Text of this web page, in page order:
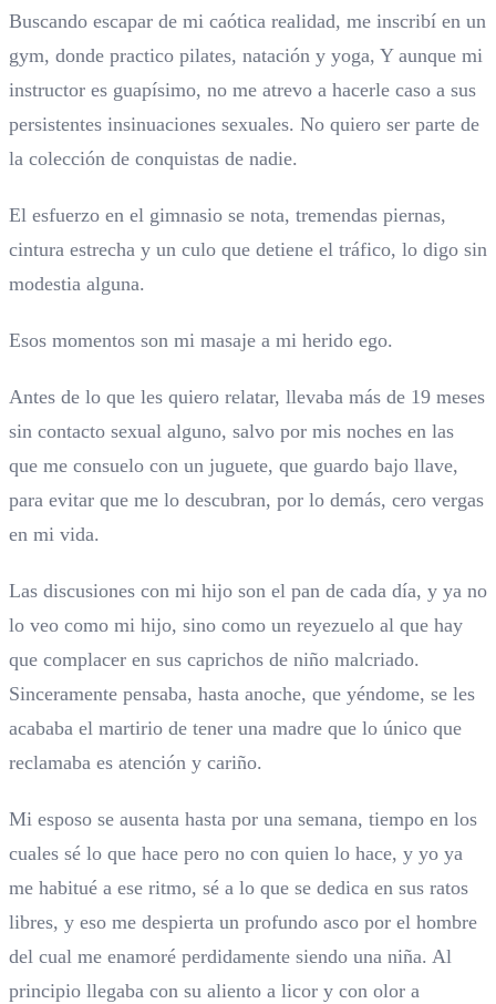
Buscando escapar de mi caótica realidad, me inscribí en un
gym, donde practico pilates, natación y yoga, Y aunque mi
instructor es guapísimo, no me atrevo a hacerle caso a sus
persistentes insinuaciones sexuales. No quiero ser parte de
la colección de conquistas de nadie.
El esfuerzo en el gimnasio se nota, tremendas piernas,
cintura estrecha y un culo que detiene el tráfico, lo digo sin
modestia alguna.
Esos momentos son mi masaje a mi herido ego.
Antes de lo que les quiero relatar, llevaba más de 19 meses
sin contacto sexual alguno, salvo por mis noches en las
que me consuelo con un juguete, que guardo bajo llave,
para evitar que me lo descubran, por lo demás, cero vergas
en mi vida.
Las discusiones con mi hijo son el pan de cada día, y ya no
lo veo como mi hijo, sino como un reyezuelo al que hay
que complacer en sus caprichos de niño malcriado.
Sinceramente pensaba, hasta anoche, que yéndome, se les
acababa el martirio de tener una madre que lo único que
reclamaba es atención y cariño.
Mi esposo se ausenta hasta por una semana, tiempo en los
cuales sé lo que hace pero no con quien lo hace, y yo ya
me habitué a ese ritmo, sé a lo que se dedica en sus ratos
libres, y eso me despierta un profundo asco por el hombre
del cual me enamoré perdidamente siendo una niña. Al
principio llegaba con su aliento a licor y con olor a